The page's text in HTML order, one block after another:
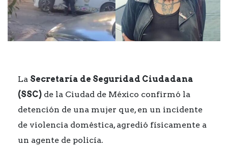
La Secretaría de Seguridad Ciudadana
(SSC) de la Ciudad de México confirmó la
detención de una mujer que, en un incidente
de violencia doméstica, agredió físicamente a
un agente de policía.